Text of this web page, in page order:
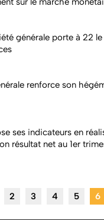
générale porte à 22
renforce son
ses indicateurs en
résultat net au 1er
2 3 4 5 6